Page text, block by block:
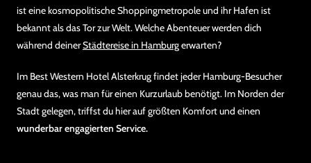
ist eine kosmopolitische Shoppingmetropole und ihr Hafen ist
bekannt als das Tor zur Welt. Welche Abenteuer werden dich
während deinerStädtereise in Hamburgerwarten?
Im Best Western Hotel Alsterkrug findet jeder Hamburg-Besucher
genau das, was man für einen Kurzurlaub benötigt. Im Norden der
Stadt gelegen, triffst du hier auf größten Komfort und einen
wunderbar engagierten Service.